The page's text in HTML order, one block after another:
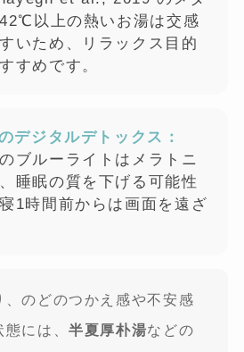
以上の熱いお湯は交感
いため、リラックス目的
すめです。
デジタルデトックス：
ブルーライトはメラトニ
睡眠の質を下げる可能性
1時間前からは画面を遠ざ
のどのつかえ感や不安感
態には、半夏厚朴湯などの